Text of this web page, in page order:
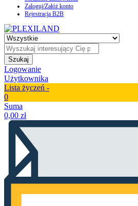
Zaloguj/Załóż konto
Rejestracja B2B
Szukaj
Logowanie
Użytkownika
Lista życzeń -
0
Suma
0,00 zł